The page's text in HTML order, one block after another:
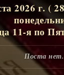
2026 г. (
11-я по
Поста нет.